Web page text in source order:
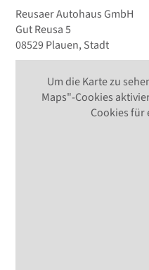
Reusaer Autohaus GmbH
Gut Reusa 5
08529 Plauen, Stadt
Um die Karte zu
Maps"-Cookies
Cookies für